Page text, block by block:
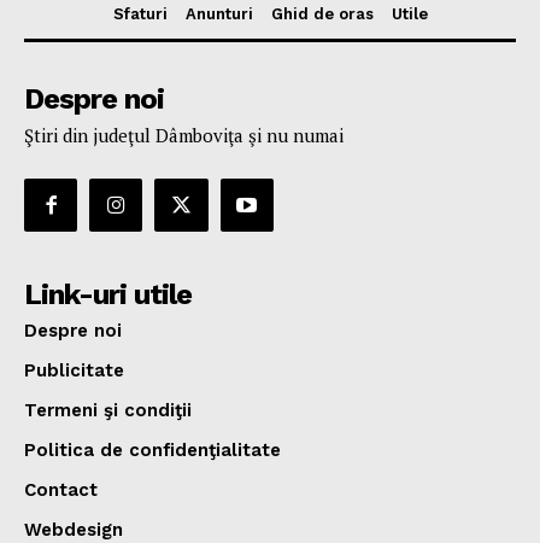
Sfaturi
Anunturi Ghid de oras Utile
Despre noi
Ştiri din judeţul Dâmboviţa şi nu numai
Link-uri utile
Despre noi
Publicitate
Termeni şi condiţii
Politica de confidenţialitate
Contact
Webdesign